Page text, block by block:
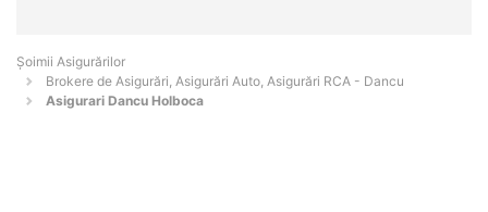
Șoimii Asigurărilor
Brokere de Asigurări, Asigurări Auto, Asigurări RCA - Dancu
Asigurari Dancu Holboca